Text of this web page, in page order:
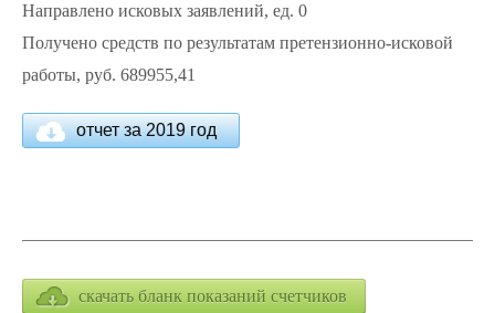
Направлено исковых заявлений, ед. 0
Получено средств по результатам претензионно-исковой
работы, руб. 689955,41
отчет за 2019 год
скачать бланк показаний счетчиков